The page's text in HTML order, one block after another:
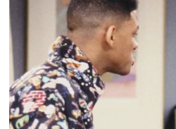
ТВ программа